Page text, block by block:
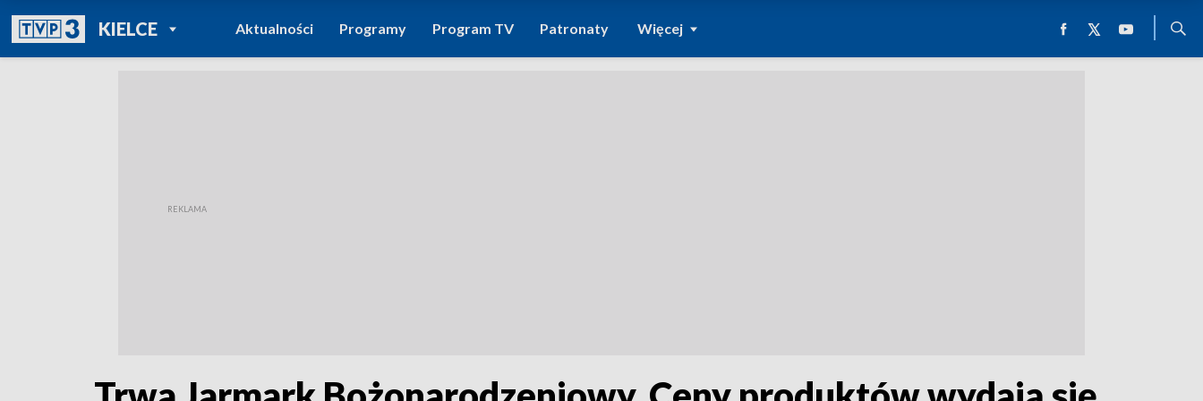
KIELCEPOWRÓT DO
TVP REGIONY
Aktualności Programy Program TV Patronaty Więcej